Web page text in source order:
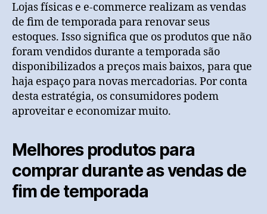
Lojas físicas e e-commerce realizam as vendas
de fim de temporada para renovar seus
estoques. Isso significa que os produtos que não
foram vendidos durante a temporada são
disponibilizados a preços mais baixos, para que
haja espaço para novas mercadorias. Por conta
desta estratégia, os consumidores podem
aproveitar e economizar muito.
Melhores produtos para
comprar durante as vendas de
fim de temporada